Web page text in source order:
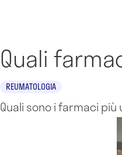
Quali
REUMATOLOGIA
Quali sono i farmaci